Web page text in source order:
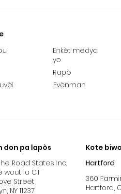
Enkèt medya
yo
Rapò
Evènman
don pa lapòs
Road States Inc.
wout la CT
Street,
NY 11237
Kote
Hartford
360
Hartford,